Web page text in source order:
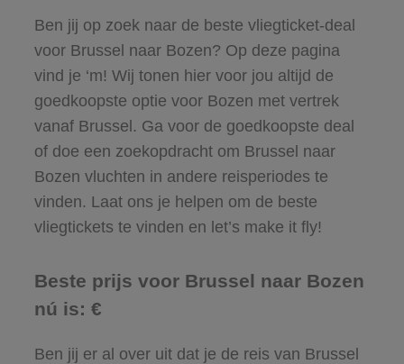
Ben jij op zoek naar de beste vliegticket-deal
voor Brussel naar Bozen? Op deze pagina
vind je ‘m! Wij tonen hier voor jou altijd de
goedkoopste optie voor Bozen met vertrek
vanaf Brussel. Ga voor de goedkoopste deal
of doe een zoekopdracht om Brussel naar
Bozen vluchten in andere reisperiodes te
vinden. Laat ons je helpen om de beste
vliegtickets te vinden en let’s make it fly!
Beste prijs voor Brussel naar Bozen
nú is: €
Ben jij er al over uit dat je de reis van Brussel